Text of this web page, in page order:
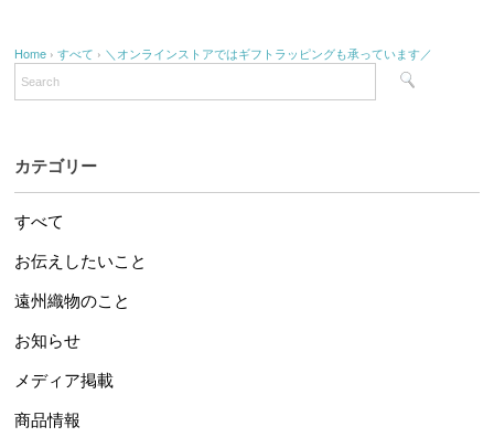
Home ›すべて › ＼オンラインストアではギフトラッピングも承っています／
カテゴリー
すべて
お伝えしたいこと
遠州織物のこと
お知らせ
メディア掲載
商品情報